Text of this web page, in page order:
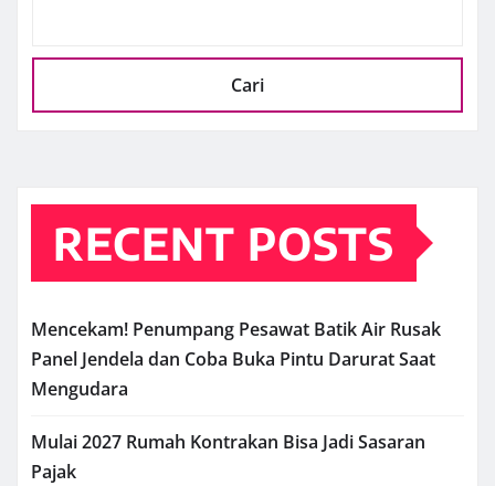
Cari
RECENT POSTS
Mencekam! Penumpang Pesawat Batik Air Rusak
Panel Jendela dan Coba Buka Pintu Darurat Saat
Mengudara
Mulai 2027 Rumah Kontrakan Bisa Jadi Sasaran
Pajak